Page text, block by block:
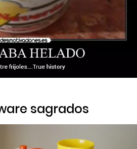
sagrados